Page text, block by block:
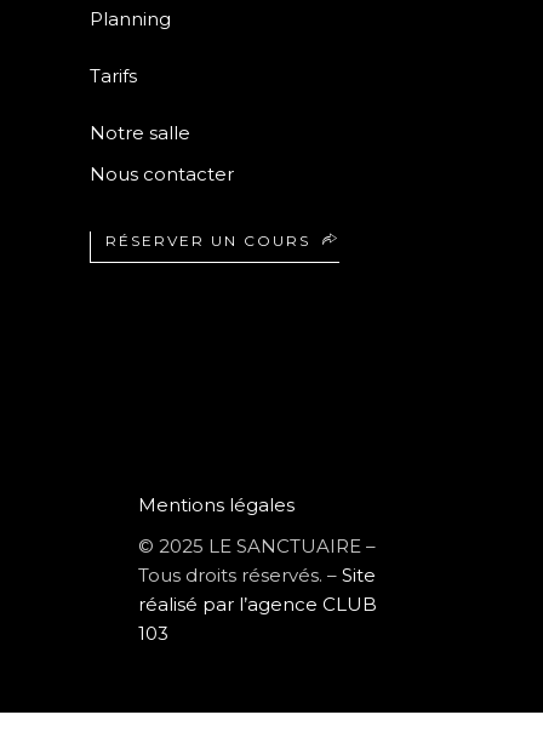
Planning
Tarifs
Notre salle
Nous contacter
RÉSERVER UN COURS
Mentions légales
© 2025 LE SANCTUAIRE –
Tous droits réservés. – Site
réalisé par l’agence CLUB
103